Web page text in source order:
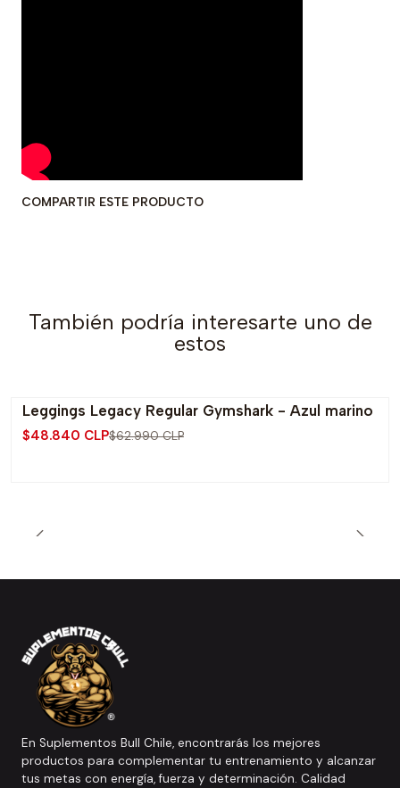
COMPARTIR ESTE PRODUCTO
También podría interesarte uno de
estos
-22% OFF
Leggings Legacy Regular Gymshark - Azul marino
$48.840 CLP$62.990 CLP
En Suplementos Bull Chile, encontrarás los mejores
productos para complementar tu entrenamiento y alcanzar
tus metas con energía, fuerza y determinación. Calidad